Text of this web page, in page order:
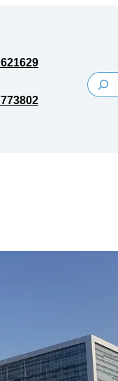
Поиск